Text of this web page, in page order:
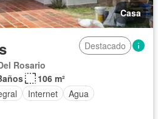
Casa
Destacado
Rosario
106 m²
Internet
Agua